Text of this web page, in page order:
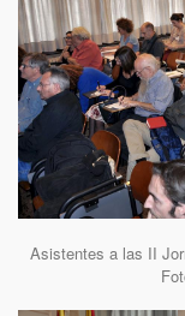
Asistentes a las II